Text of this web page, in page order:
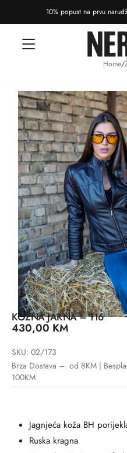
10% popust na prvu
Home/
KOŽNA JAKNA – 116
430,00 KM
SKU: 02/173
Brza Dostava – od 8KM |
100KM
Jagnjeća koža BH
Ruska kragna